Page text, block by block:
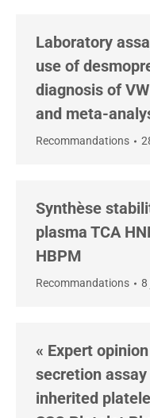
Laboratory
use of
diagnosis of
and meta-
Recommandations
Synthèse
plasma TCA
HBPM
Recommandations 8
« Expert
secretion
inherited